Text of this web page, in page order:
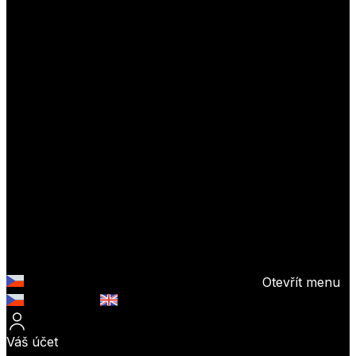
Otevřít menu
Váš účet